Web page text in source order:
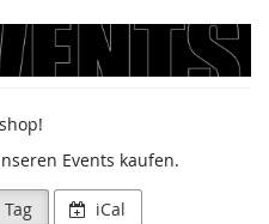
Events kaufen.
Tag iCal